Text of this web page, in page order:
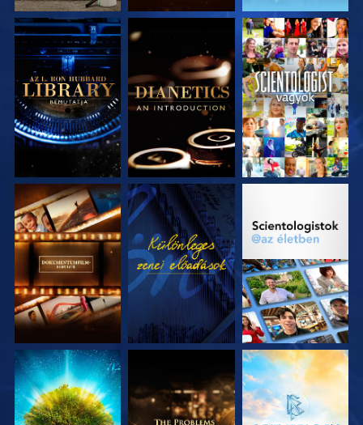
A SOROZAT
RÉSZEI
A SOROZAT
RÉSZEI
MŰSORNÉZÉS
A SOROZAT
RÉSZEI
MŰSORNÉZÉS
A SOROZAT
A SOROZAT
RÉSZEI
A SOROZAT
RÉSZEI
A SOROZAT
RÉSZEI